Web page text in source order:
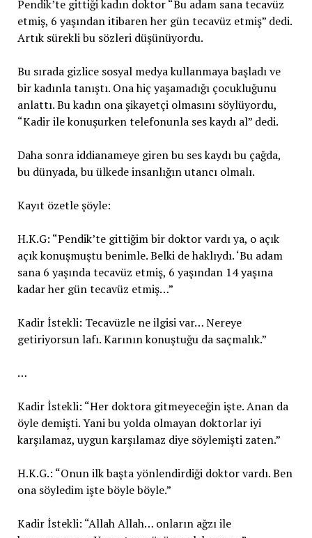
Pendik’te gittiği kadın doktor “Bu adam sana tecavüz
etmiş, 6 yaşından itibaren her gün tecavüz etmiş” dedi.
Artık sürekli bu sözleri düşünüyordu.
Bu sırada gizlice sosyal medya kullanmaya başladı ve
bir kadınla tanıştı. Ona hiç yaşamadığı çocukluğunu
anlattı. Bu kadın ona şikayetçi olmasını söylüyordu,
“Kadir ile konuşurken telefonunla ses kaydı al” dedi.
Daha sonra iddianameye giren bu ses kaydı bu çağda,
bu dünyada, bu ülkede insanlığın utancı olmalı.
Kayıt özetle şöyle:
H.K.G: “Pendik’te gittiğim bir doktor vardı ya, o açık
açık konuşmuştu benimle. Belki de haklıydı. ‘Bu adam
sana 6 yaşında tecavüz etmiş, 6 yaşından 14 yaşına
kadar her gün tecavüz etmiş…”
Kadir İstekli: Tecavüzle ne ilgisi var… Nereye
getiriyorsun lafı. Karının konuştuğu da saçmalık.”
…
Kadir İstekli: “Her doktora gitmeyeceğin işte. Anan da
öyle demişti. Yani bu yolda olmayan doktorlar iyi
karşılamaz, uygun karşılamaz diye söylemişti zaten.”
H.K.G.: “Onun ilk başta yönlendirdiği doktor vardı. Ben
ona söyledim işte böyle böyle.”
Kadir İstekli: “Allah Allah… onların ağzı ile